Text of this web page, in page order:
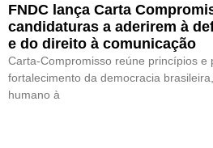
FNDC lança Carta
candidaturas a aderirem à
e do direito à comunicação
Carta-Compromisso reúne princípios e
fortalecimento da democracia
humano à